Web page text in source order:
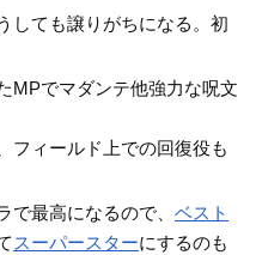
しても譲りがちになる。初
MPでマダンテ他強力な呪文
フィールド上での回復役も
で最高になるので、ベスト
スーパースターにするのも